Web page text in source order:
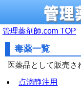
管理薬剤師.com TOP
毒薬一覧
医薬品として販売さ
点滴静注用